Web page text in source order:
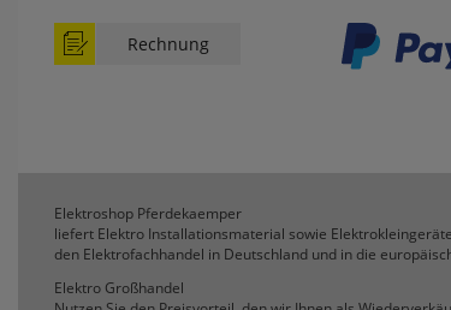
Rechnung
Elektroshop Pferdekaemper
liefert Elektro Installationsmaterial sowie
den Elektrofachhandel in Deutschland und in die
Elektro Großhandel